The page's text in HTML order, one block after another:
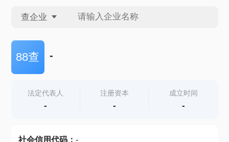
查企业
查企业
查产地
88查 -
法定代表人
-
注册资本
-
成立时间
-
社会信用代码： -